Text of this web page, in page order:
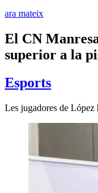
ara mateix
El CN
superior a la
Esports
Les jugadores de